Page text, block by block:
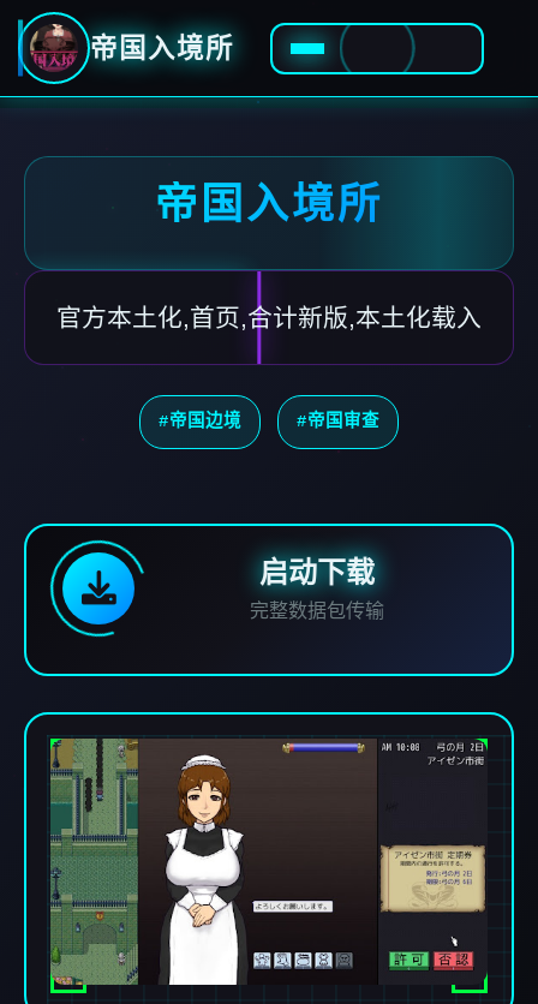
帝国入境所
帝国入境所
官方本土化,首页,合计新版,本土化载入
#帝国边境 #帝国审查
启动下载
完整数据包传输